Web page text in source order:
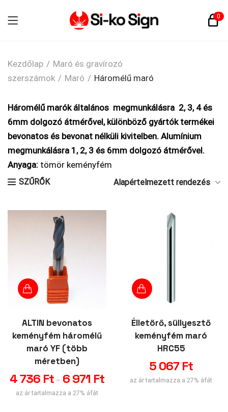
0
Kezdőlap / Maró és gravírozó
szerszámok / Maró / Háromélű maró
Háromélű marók általános megmunkálásra 2, 3, 4 és
6mm dolgozó átmérővel, különböző gyártók termékei
bevonatos és bevonat nélküli kivitelben. Alumínium
megmunkálásra 1, 2, 3 és 6mm dolgozó átmérővel.
Anyaga: tömör keményfém
SZŰRŐK Alapértelmezett rendezés
ALTIN bevonatos
keményfém háromélű
maró YF (több
méretben)
4 736 Ft – 6 971 Ft
az ár tartalmazza a 27% áfát
Élletörő, süllyesztő
keményfém maró
HRC55
5 067 Ft
az ár tartalmazza a 27% áfát